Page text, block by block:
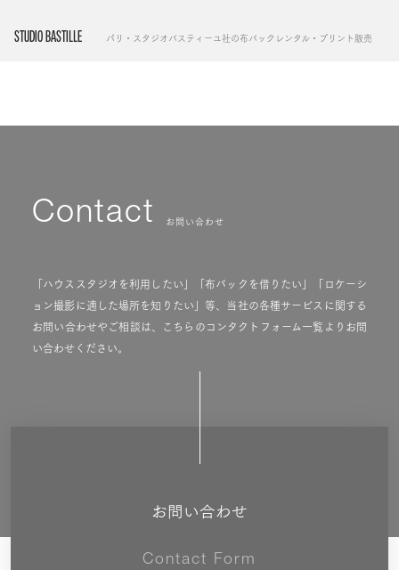
STUDIO BASTILLE パリ・スタジオバスティーユ社の布バックレンタル・プリント販売
Contact お問い合わせ
「ハウススタジオを利用したい」「布バックを借りたい」「ロケーシ
ョン撮影に適した場所を知りたい」等、当社の各種サービスに関する
お問い合わせやご相談は、こちらのコンタクトフォーム一覧よりお問
い合わせください。
お問い合わせ
Contact Form